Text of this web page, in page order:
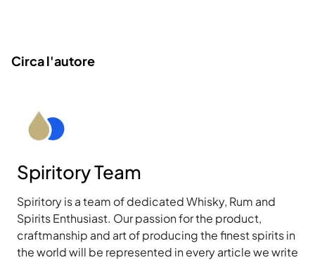
Circa l'autore
Spiritory Team
Spiritory is a team of dedicated Whisky, Rum and
Spirits Enthusiast. Our passion for the product,
craftmanship and art of producing the finest spirits in
the world will be represented in every article we write